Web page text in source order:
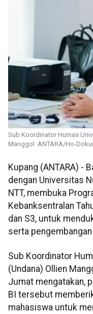
Sub Koordinator Humas
Manggol. ANTARA/Ho-
Kupang (ANTARA) -
dengan Universitas
NTT, membuka
Kebanksentralan
dan S3, untuk
serta
Sub Koordinator
(Undana) Ollien
Jumat mengatakan,
BI tersebut
mahasiswa untuk